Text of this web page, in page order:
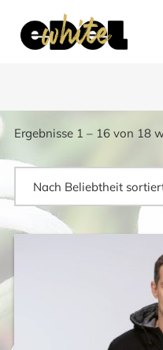
Ergebnisse 1 – 16 von 18